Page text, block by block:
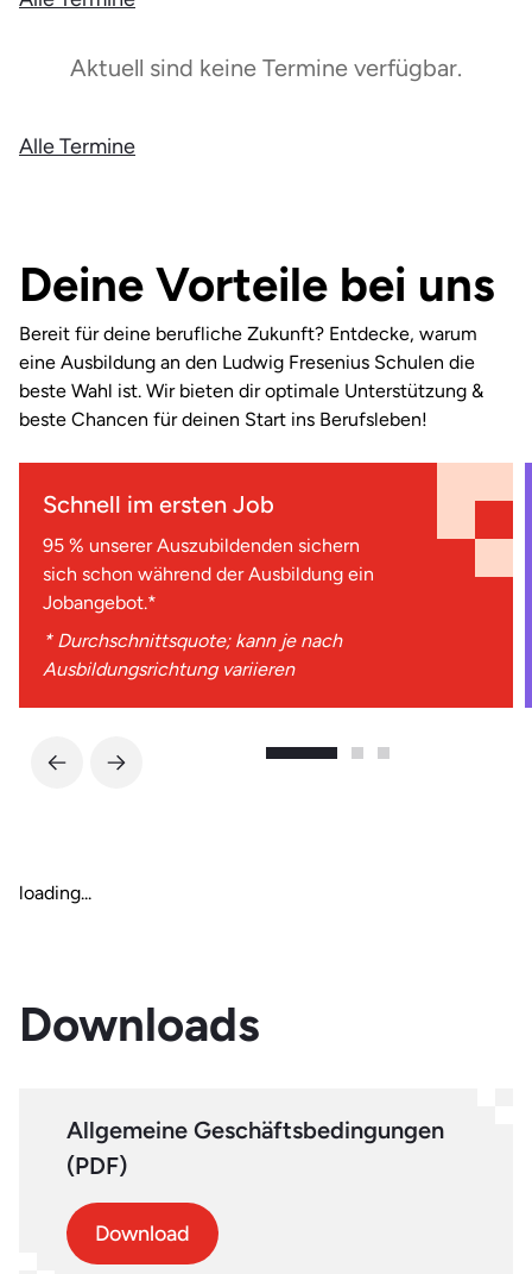
Aktuell sind keine Termine verfügbar.
Alle Termine
Deine Vorteile bei uns
Bereit für deine berufliche Zukunft? Entdecke, warum
eine Ausbildung an den Ludwig Fresenius Schulen die
beste Wahl ist. Wir bieten dir optimale Unterstützung &
beste Chancen für deinen Start ins Berufsleben!
Schnell im ersten Job
95 % unserer Auszubildenden sichern
sich schon während der Ausbildung ein
Jobangebot.*
* Durchschnittsquote; kann je nach
Ausbildungsrichtung variieren
loading...
Downloads
Allgemeine Geschäftsbedingungen
(PDF)
Download